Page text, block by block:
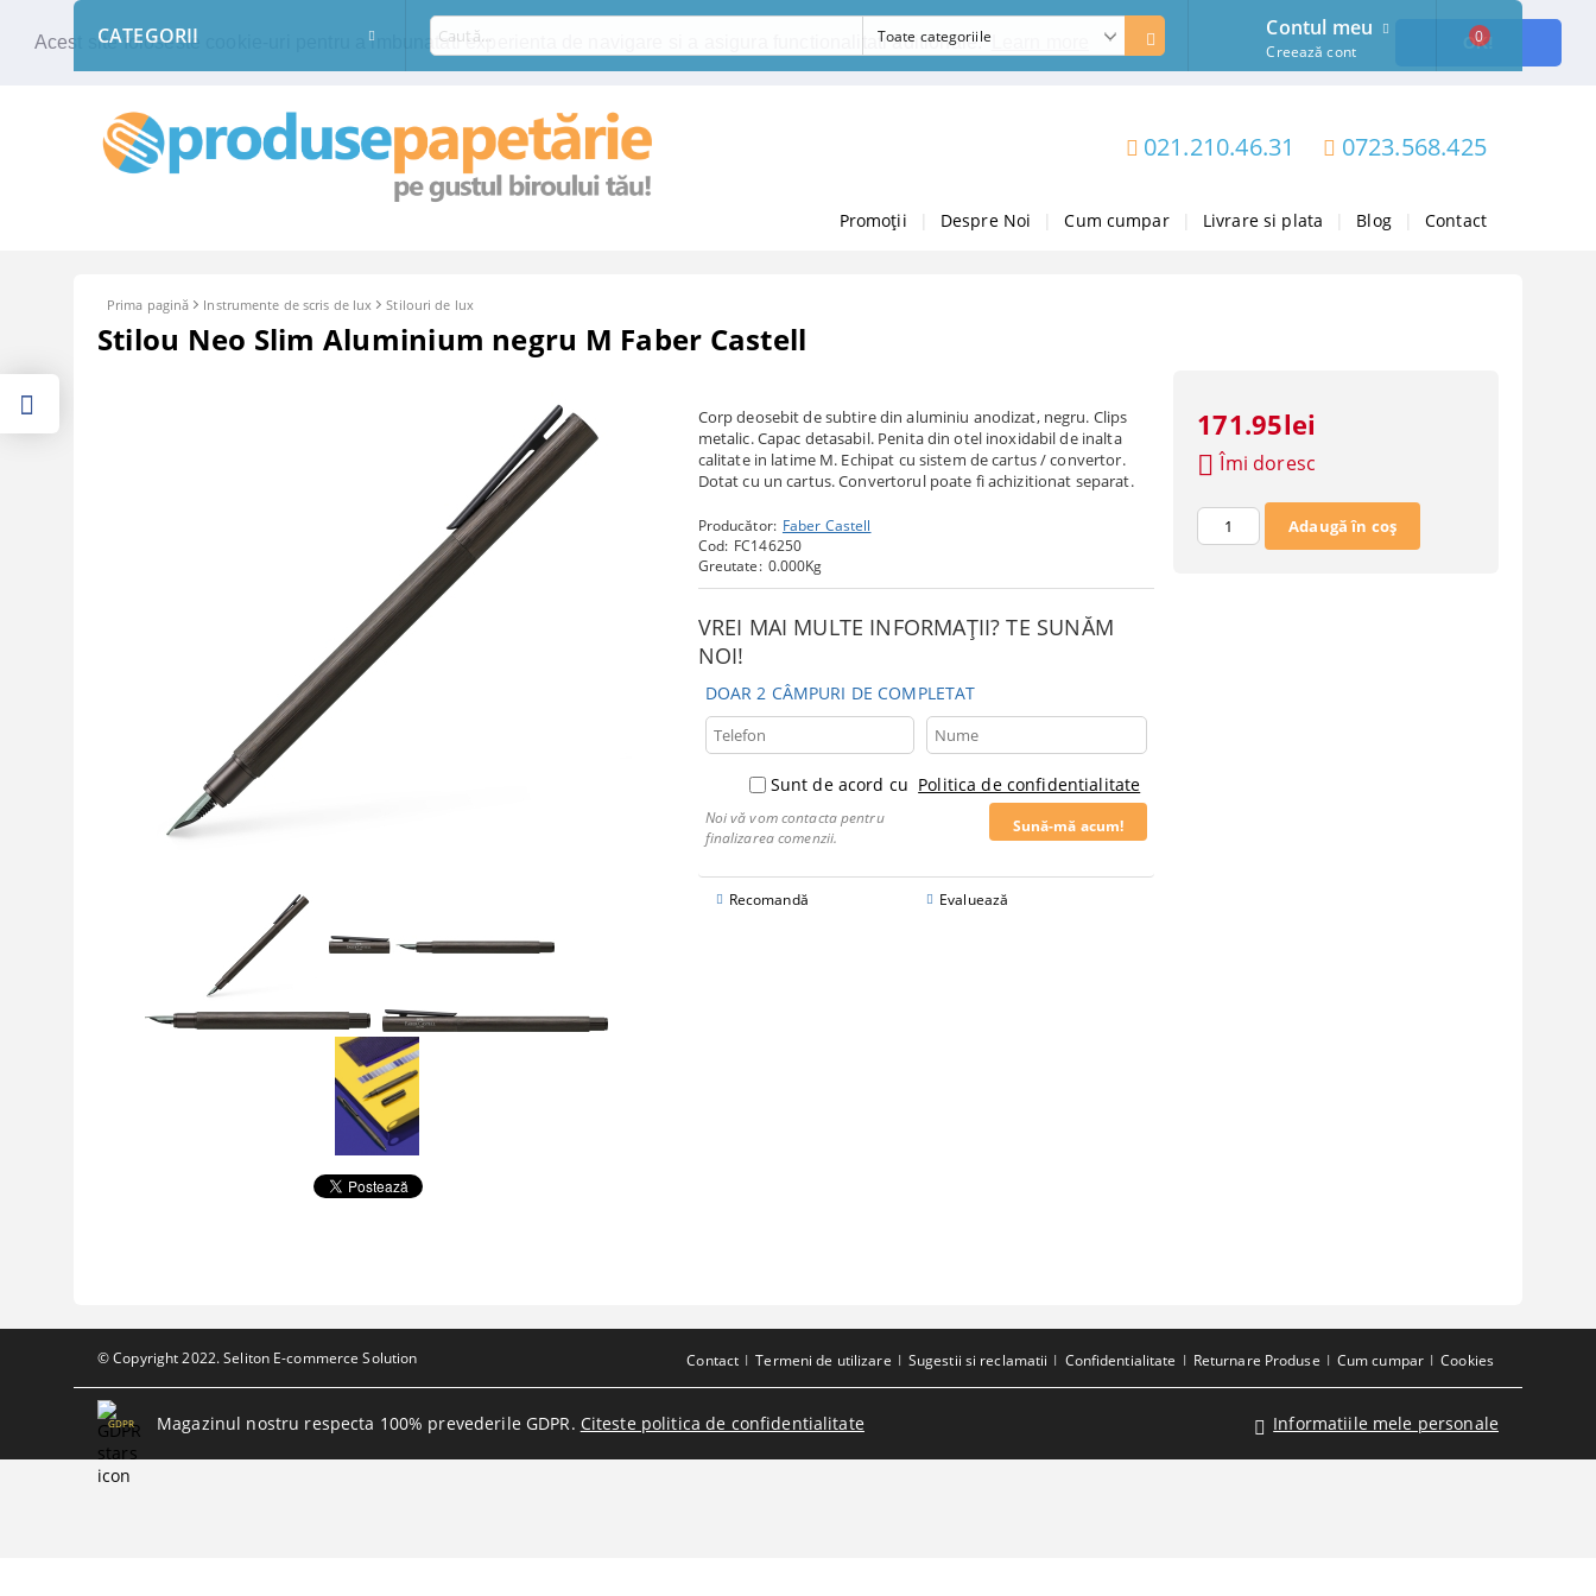
Acest site foloseste cookie-uri pentru a imbunatati experienta de navigare si a asigura functionalitati aditionale. OK!
021.210.46.31 0723.568.425
Promoții Despre Noi Cum cumpar Livrare si plata Blog Contact
CATEGORII Contul meu
Creează cont
0
Prima pagină Instrumente de scris de lux Stilouri de lux
Stilou Neo Slim Aluminium negru M Faber Castell
Corp deosebit de subtire din aluminiu anodizat, negru. Clips
metalic. Capac detasabil. Penita din otel inoxidabil de inalta
calitate in latime M. Echipat cu sistem de cartus / convertor.
Dotat cu un cartus. Convertorul poate fi achizitionat separat.
Producător: Faber Castell
Cod: FC146250
Greutate: 0.000Kg
VREI MAI MULTE INFORMAȚII? TE SUNĂM
NOI!
DOAR 2 CÂMPURI DE COMPLETAT
Sunt de acord cu Politica de confidentialitate
Noi vă vom contacta pentru
finalizarea comenzii.
Recomandă Evaluează
171.95lei
Îmi doresc
© Copyright 2022. Seliton E-commerce Solution Contact Termeni de utilizare Sugestii si reclamatii Confidentialitate Returnare Produse Cum cumpar Cookies
GDPR Magazinul nostru respecta 100% prevederile GDPR. Citeste politica de confidentialitate Informatiile mele personale